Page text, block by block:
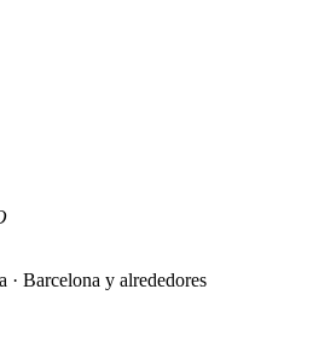
· Barcelona y alrededores